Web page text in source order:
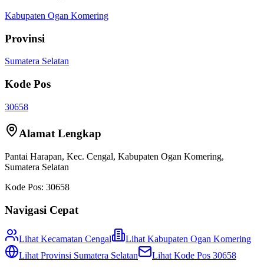
Kabupaten Ogan Komering
Provinsi
Sumatera Selatan
Kode Pos
30658
Alamat Lengkap
Pantai Harapan, Kec. Cengal, Kabupaten Ogan Komering,
Sumatera Selatan
Kode Pos: 30658
Navigasi Cepat
Lihat Kecamatan Cengal Lihat Kabupaten Ogan Komering
Lihat Provinsi Sumatera Selatan Lihat Kode Pos 30658